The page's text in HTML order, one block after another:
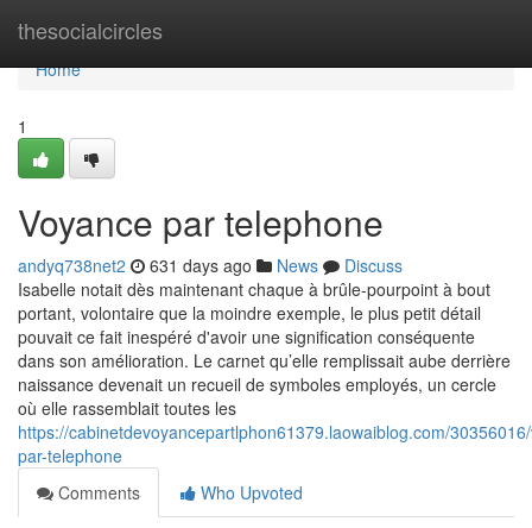
thesocialcircles
Home
Home
1
Voyance par telephone
andyq738net2 631 days ago News
Discuss
Isabelle notait dès maintenant chaque à brûle-pourpoint à bout
portant, volontaire que la moindre exemple, le plus petit détail
pouvait ce fait inespéré d'avoir une signification conséquente
dans son amélioration. Le carnet qu’elle remplissait aube derrière
naissance devenait un recueil de symboles employés, un cercle
où elle rassemblait toutes les
https://cabinetdevoyancepartlphon61379.laowaiblog.com/
par-telephone
Comments
Who Upvoted